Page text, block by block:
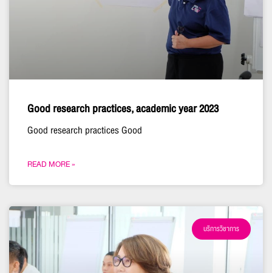
Good research practices, academic year 2023
Good research practices Good
READ MORE »
บริการวิชาการ